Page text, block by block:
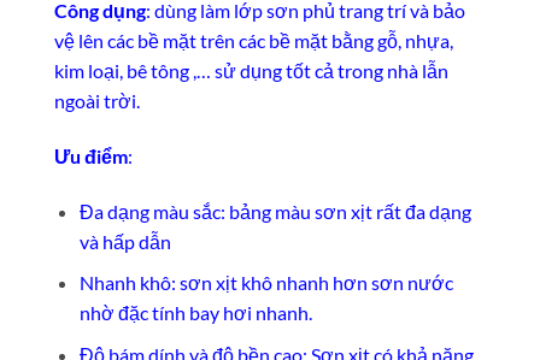
Công dụng: dùng làm lớp sơn phủ trang trí và bảo
vệ lên các bề mặt trên các bề mặt bằng gỗ, nhựa,
kim loại, bê tông ,… sử dụng tốt cả trong nhà lẫn
ngoài trời.
Ưu điểm:
Đa dạng màu sắc: bảng màu sơn xịt rất đa dạng
và hấp dẫn
Nhanh khô: sơn xịt khô nhanh hơn sơn nước
nhờ đặc tính bay hơi nhanh.
Độ bám dính và độ bền cao: Sơn xịt có khả năng